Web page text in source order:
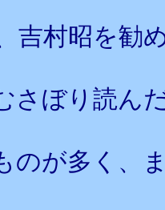
吉村昭を勧
さぼり読ん
のが多く、